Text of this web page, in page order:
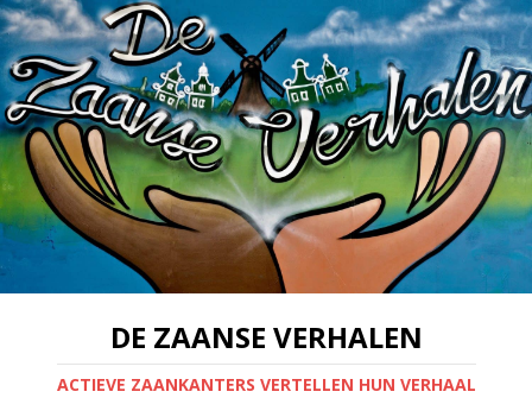
DE ZAANSE VERHALEN
ACTIEVE ZAANKANTERS VERTELLEN HUN VERHAAL